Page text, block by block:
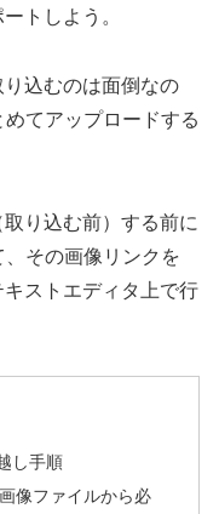
トしよう。
込むのは面倒なの
てアップロードする
り込む前）する前に
その画像リンクを
ストエディタ上で行
し手順
像ファイルから必